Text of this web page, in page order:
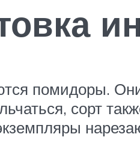
помидоры.
сорт